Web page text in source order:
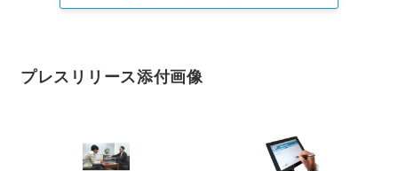
プレスリリース添付画像